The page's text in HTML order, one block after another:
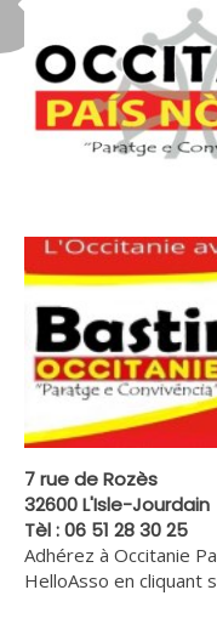
7 rue de Rozès
32600 L'Isle-Jourdain
Tèl : 06 51 28 30 25
Adhérez à Occitanie
HelloAsso en cliquant